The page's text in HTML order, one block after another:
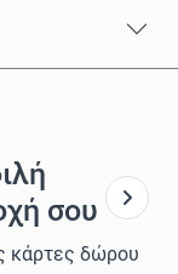
σου
κάρτες δώρου